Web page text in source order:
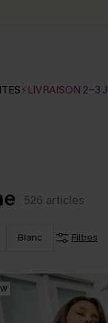
⚡LIVRAISON 2-3 J
526 articles
Blanc Filtres